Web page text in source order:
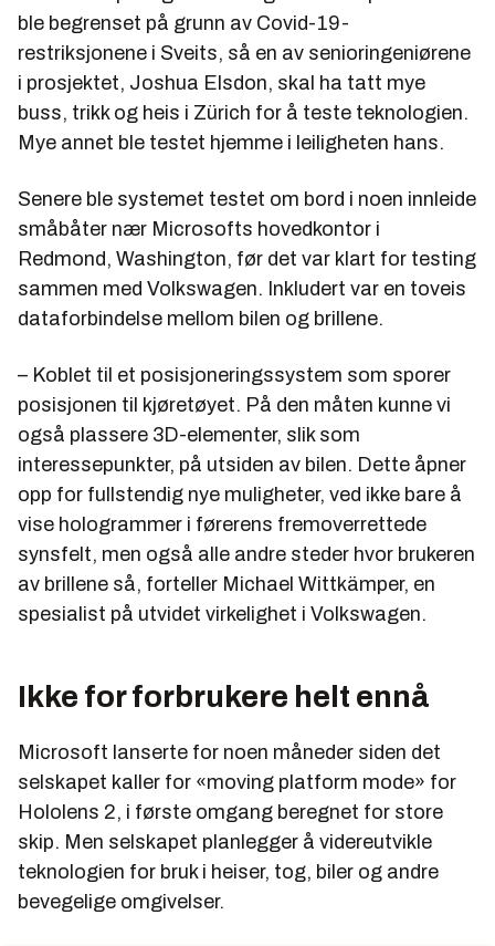
ble begrenset på grunn av Covid-19-
restriksjonene i Sveits, så en av senioringeniørene
i prosjektet, Joshua Elsdon, skal ha tatt mye
buss, trikk og heis i Zürich for å teste teknologien.
Mye annet ble testet hjemme i leiligheten hans.
Senere ble systemet testet om bord i noen innleide
småbåter nær Microsofts hovedkontor i
Redmond, Washington, før det var klart for testing
sammen med Volkswagen. Inkludert var en toveis
dataforbindelse mellom bilen og brillene.
– Koblet til et posisjoneringssystem som sporer
posisjonen til kjøretøyet. På den måten kunne vi
også plassere 3D-elementer, slik som
interessepunkter, på utsiden av bilen. Dette åpner
opp for fullstendig nye muligheter, ved ikke bare å
vise hologrammer i førerens fremoverrettede
synsfelt, men også alle andre steder hvor brukeren
av brillene så, forteller Michael Wittkämper, en
spesialist på utvidet virkelighet i Volkswagen.
Ikke for forbrukere helt ennå
Microsoft lanserte for noen måneder siden det
selskapet kaller for «moving platform mode» for
Hololens 2, i første omgang beregnet for store
skip. Men selskapet planlegger å videreutvikle
teknologien for bruk i heiser, tog, biler og andre
bevegelige omgivelser.